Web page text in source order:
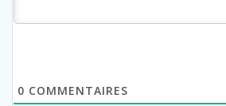
0 COMMENTAIRES